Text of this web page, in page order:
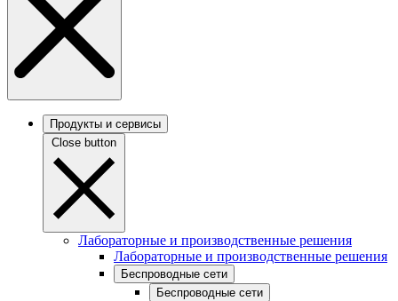
Продукты и сервисы
Close button
Лабораторные и производственные решения
Лабораторные и производственные решения
Беспроводные сети
Беспроводные сети